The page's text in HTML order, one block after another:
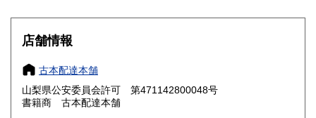
大阪府
奈良県
鳥取県 800円 島根県
店舗情報
古本配達本舗
山梨県公安委員会許可 第471142800048号
書籍商 古本配達本舗